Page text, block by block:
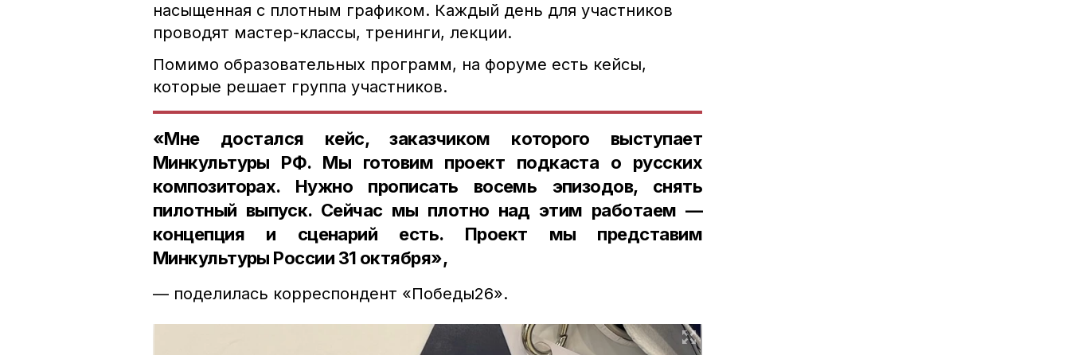
насыщенная с плотным графиком. Каждый день для участников
проводят мастер-классы, тренинги, лекции.
Помимо образовательных программ, на форуме есть кейсы,
которые решает группа участников.
«Мне достался кейс, заказчиком которого выступает
Минкультуры РФ. Мы готовим проект подкаста о русских
композиторах. Нужно прописать восемь эпизодов, снять
пилотный выпуск. Сейчас мы плотно над этим работаем —
концепция и сценарий есть. Проект мы представим
Минкультуры России 31 октября»,
— поделилась корреспондент «Победы26».